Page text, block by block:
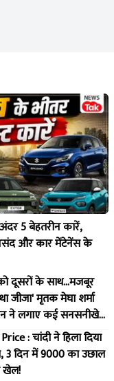
5 बेहतरीन कारें,
और कार मेंटेनेंस के
दूसरों के साथ...मजबूर
जीजा' मृतक मेघा शर्मा
ने लगाए कई सनसनीखेज
: चांदी ने हिला दिया
3 दिन में 9000 का उछाल
खेल!